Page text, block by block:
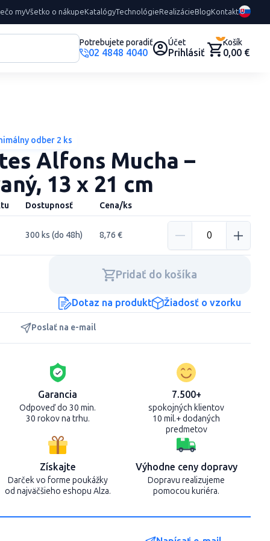
myVšetko o nákupeKatalógyTechnológieRealizácieBlogKontakt
Potrebujete poradiť
02 4848 4040
Účet
Prihlásiť
0
Košík
0,00 €
odber 2 ks
Alfons Mucha –
13 x 21 cm
Dostupnosť Cena/ks
300 ks (do 48h) 8,76 €
Pridať do košíka
Dotaz na produkt Žiadosť o vzorku
Poslať na e-mail
Garancia
Odpoveď do 30 min.
30 rokov na trhu.
7.500+
spokojných klientov
10 mil.+ dodaných
predmetov
Získajte
Darček vo forme poukážky
od najväčšieho eshopu Alza.
Výhodne ceny dopravy
Dopravu realizujeme
pomocou kuriéra.